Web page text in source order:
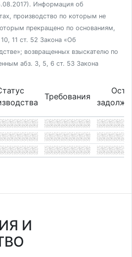
Информация об
производство по которым не
прекращено по основаниям,
11 ст. 52 Закона «Об
возвращенных взыскателю по
абз. 3, 5, 6 ст. 53 Закона
Требования
И